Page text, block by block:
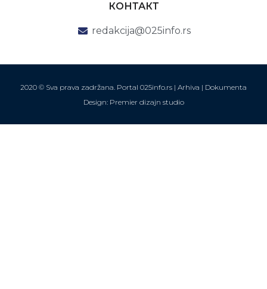
КОНТАКТ
redakcija@025info.rs
2020 © Sva prava zadržana. Portal 025info.rs | Arhiva | Dokumenta
Design: Premier dizajn studio